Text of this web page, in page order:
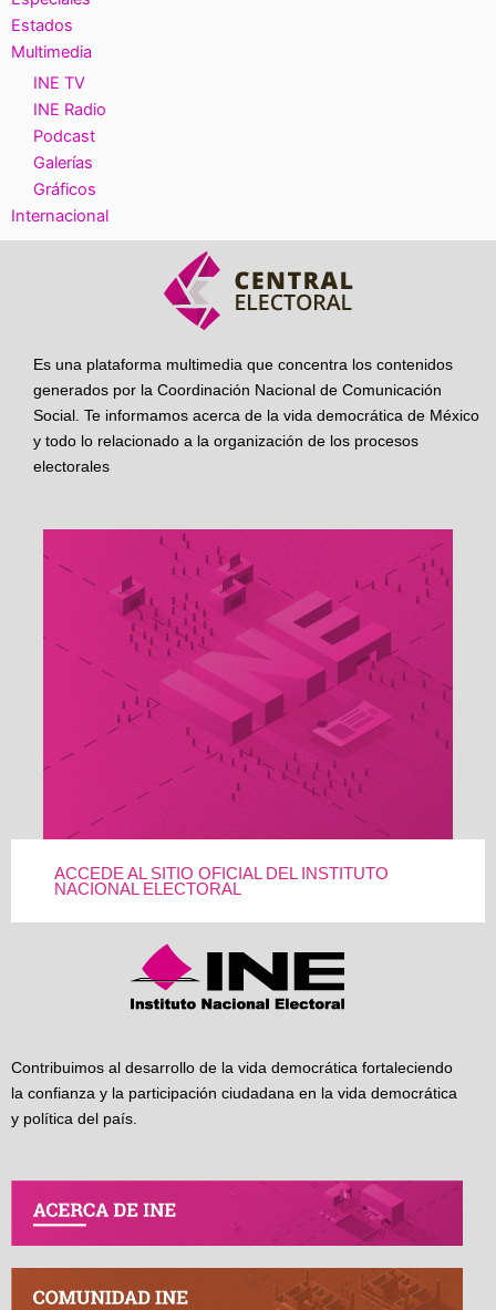
Estados
Multimedia
INE TV
INE Radio
Podcast
Galerías
Gráficos
Internacional
Es una plataforma multimedia que concentra los contenidos
generados por la Coordinación Nacional de Comunicación
Social. Te informamos acerca de la vida democrática de México
y todo lo relacionado a la organización de los procesos
electorales
ACCEDE AL SITIO OFICIAL DEL INSTITUTO
NACIONAL ELECTORAL
Contribuimos al desarrollo de la vida democrática fortaleciendo
la confianza y la participación ciudadana en la vida democrática
y política del país.